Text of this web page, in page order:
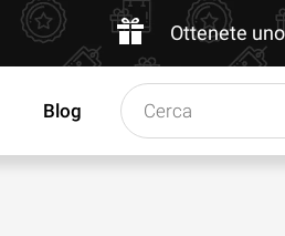
Ottenete
Blog